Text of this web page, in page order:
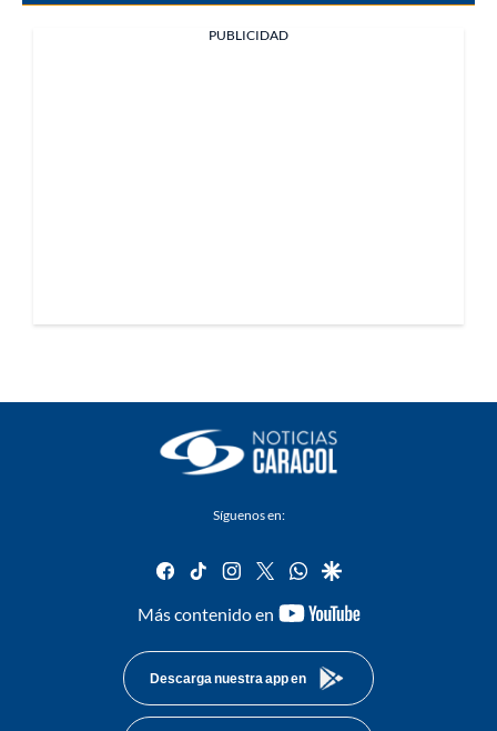
PUBLICIDAD
Síguenos en:
facebook
tiktok instagram
twitterwhatsapp
google
Más contenido en
youtube-
Descarga nuestra app en